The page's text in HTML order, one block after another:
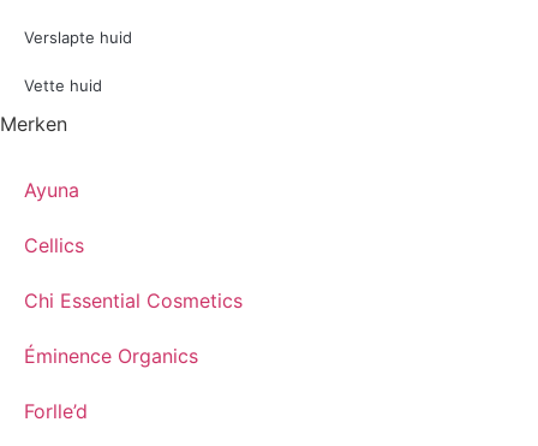
Verslapte huid
Vette huid
Merken
Ayuna
Cellics
Chi Essential Cosmetics
Éminence Organics
Forlle’d